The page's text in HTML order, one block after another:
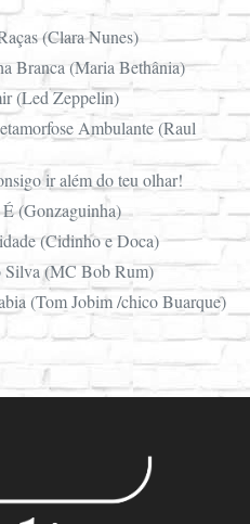
(Clara Nunes)
Branca (Maria Bethânia)
(Led Zeppelin)
Ambulante (Raul
ir além do teu olhar!
(Gonzaguinha)
(Cidinho e Doca)
Silva (MC Bob Rum)
(Tom Jobim /chico Buarque)